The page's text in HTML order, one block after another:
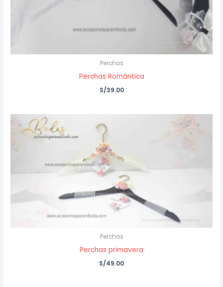
Perchas
Perchas Romántica
S/39.00
Perchas
Perchas primavera
S/49.00